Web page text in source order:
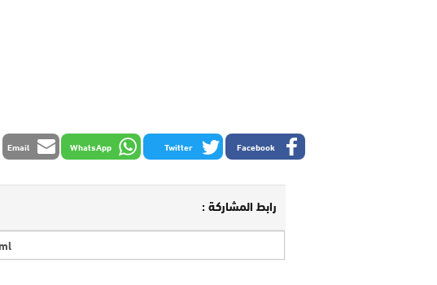
Facebook
Twitter
WhatsApp
Email
رابط المشاركة :